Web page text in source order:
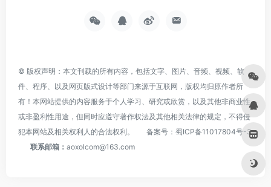
© 版权声明：本文刊载的所有内容，包括文字、图片、音频、视频、软
件、程序、以及网页版式设计等部门来源于互联网，版权均归原作者所
有！本网站提供的内容服务于个人学习、研究或欣赏，以及其他非商业性
或非盈利性用途，但同时应遵守著作权法及其他相关法律的规定，不得侵
犯本网站及相关权利人的合法权利。
备案号： 蜀ICP备11017804号-3
联系邮箱： aoxolcom@163.com